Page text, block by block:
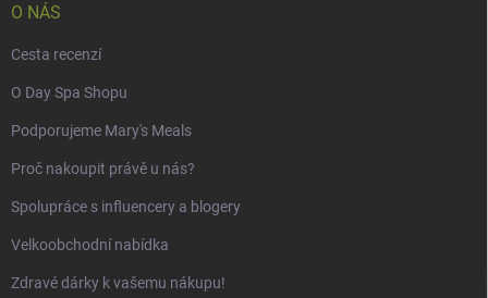
O NÁS
Cesta recenzí
O Day Spa Shopu
Podporujeme Mary's Meals
Proč nakoupit právě u nás?
Spolupráce s influencery a blogery
Velkoobchodní nabídka
Zdravé dárky k vašemu nákupu!